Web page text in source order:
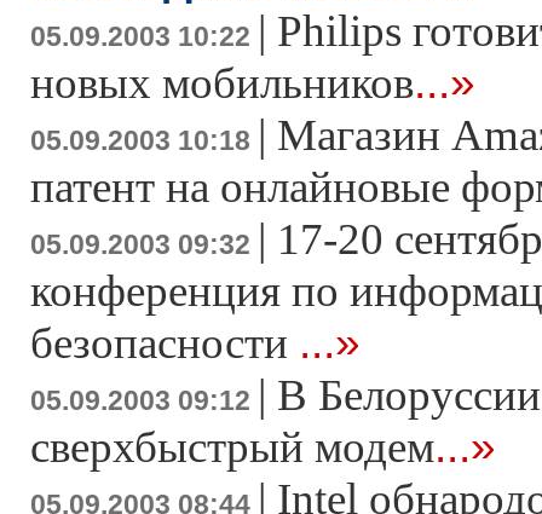
05.09.2003 10:22 | Philips
новых мобильников...»
05.09.2003 10:18 | Магазин
патент на онлайновые
05.09.2003 09:32 | 17-20
конференция по
безопасности ...»
05.09.2003 09:12 | В
сверхбыстрый модем...»
05.09.2003 08:44 | Intel